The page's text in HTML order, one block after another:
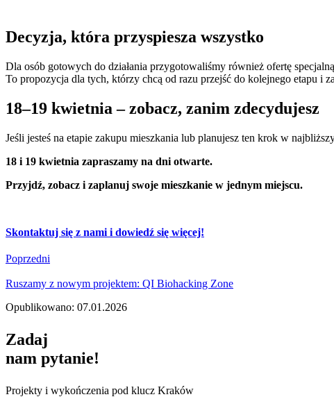
Decyzja, która przyspiesza wszystko
Dla osób gotowych do działania przygotowaliśmy również ofertę
To propozycja dla tych, którzy chcą od razu przejść do kolejnego etapu i
18–19 kwietnia – zobacz, zanim zdecydujesz
Jeśli jesteś na etapie zakupu mieszkania lub planujesz ten krok w
18 i 19 kwietnia zapraszamy na dni otwarte.
Przyjdź, zobacz i zaplanuj swoje mieszkanie w jednym miejscu.
Skontaktuj się z nami i dowiedź się więcej!
Poprzedni
Ruszamy z nowym projektem: QI Biohacking Zone
Opublikowano: 07.01.2026
Zadaj
nam pytanie!
Projekty i wykończenia pod klucz Kraków